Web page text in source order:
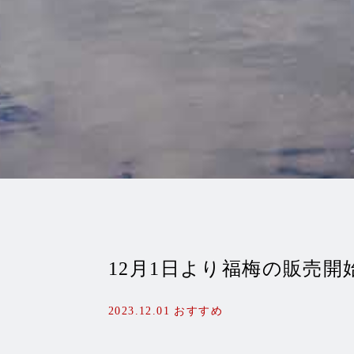
12月1日より福梅の販売開
2023.12.01 おすすめ